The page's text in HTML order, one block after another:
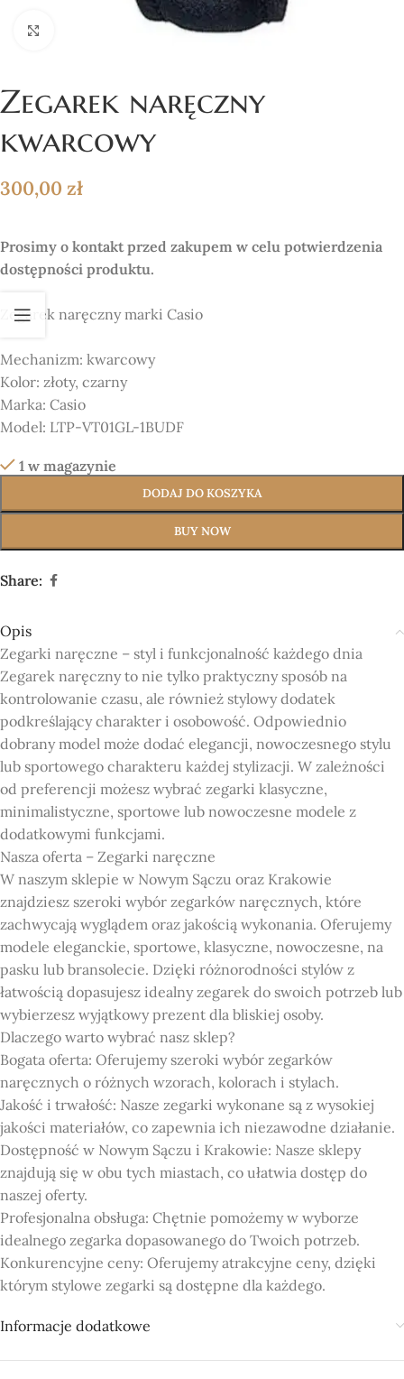
Zegarek naręczny
kwarcowy
300,00 zł
Prosimy o kontakt przed zakupem w celu potwierdzenia
dostępności produktu.
Zegarek naręczny marki Casio
Mechanizm: kwarcowy
Kolor: złoty, czarny
Marka: Casio
Model: LTP-VT01GL-1BUDF
1 w magazynie
DODAJ DO KOSZYKA
BUY NOW
Share:
Opis
Zegarki naręczne – styl i funkcjonalność każdego dnia
Zegarek naręczny to nie tylko praktyczny sposób na
kontrolowanie czasu, ale również stylowy dodatek
podkreślający charakter i osobowość. Odpowiednio
dobrany model może dodać elegancji, nowoczesnego stylu
lub sportowego charakteru każdej stylizacji. W zależności
od preferencji możesz wybrać zegarki klasyczne,
minimalistyczne, sportowe lub nowoczesne modele z
dodatkowymi funkcjami.
Nasza oferta – Zegarki naręczne
W naszym sklepie w Nowym Sączu oraz Krakowie
znajdziesz szeroki wybór zegarków naręcznych, które
zachwycają wyglądem oraz jakością wykonania. Oferujemy
modele eleganckie, sportowe, klasyczne, nowoczesne, na
pasku lub bransolecie. Dzięki różnorodności stylów z
łatwością dopasujesz idealny zegarek do swoich potrzeb lub
wybierzesz wyjątkowy prezent dla bliskiej osoby.
Dlaczego warto wybrać nasz sklep?
Bogata oferta: Oferujemy szeroki wybór zegarków
naręcznych o różnych wzorach, kolorach i stylach.
Jakość i trwałość: Nasze zegarki wykonane są z wysokiej
jakości materiałów, co zapewnia ich niezawodne działanie.
Dostępność w Nowym Sączu i Krakowie: Nasze sklepy
znajdują się w obu tych miastach, co ułatwia dostęp do
naszej oferty.
Profesjonalna obsługa: Chętnie pomożemy w wyborze
idealnego zegarka dopasowanego do Twoich potrzeb.
Konkurencyjne ceny: Oferujemy atrakcyjne ceny, dzięki
którym stylowe zegarki są dostępne dla każdego.
Informacje dodatkowe